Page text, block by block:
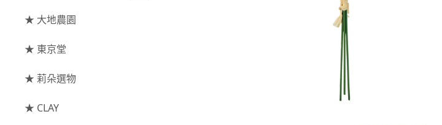
大玫瑰
- 迷你玫瑰
- 庭園玫瑰
索拉花(僅花頭)
原色
葉材⧸藤蔓
枝條
果實
捧花架⧸吊架
藤圈⧸注連繩
提籃
花插
工具⧸型錄
資材
★ 大地農園
★ 東京堂
★ 莉朵選物
★ CLAY